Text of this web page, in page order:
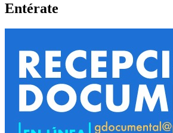
Entérate